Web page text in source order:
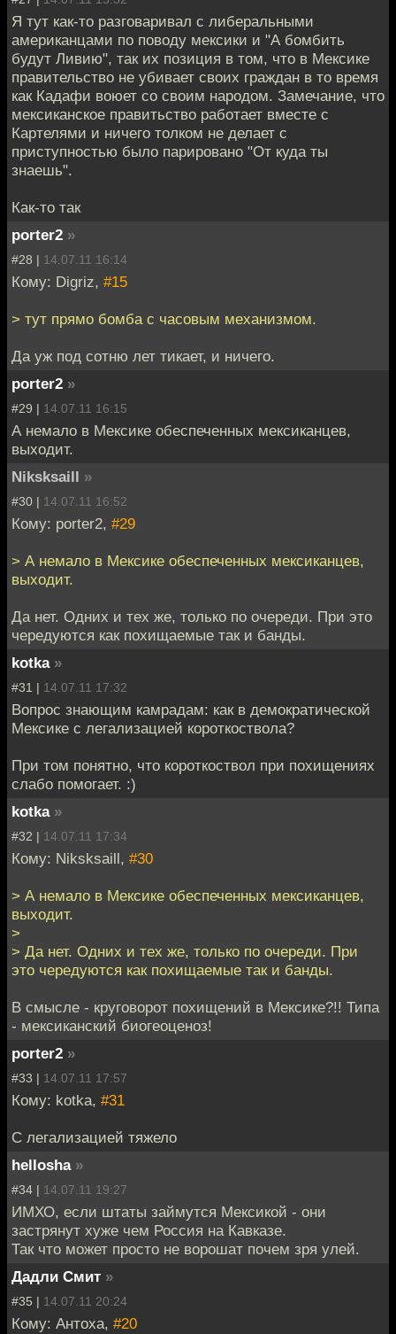
Я тут как-то разговаривал с либеральными
американцами по поводу мексики и "А бомбить
будут Ливию", так их позиция в том, что в Мексике
правительство не убивает своих граждан в то время
как Кадафи воюет со своим народом. Замечание, что
мексиканское правитьство работает вместе с
Картелями и ничего толком не делает с
приступностью было парировано "От куда ты
знаешь".
Как-то так
porter2 »
#28 | 14.07.11 16:14
Кому: Digriz, #15
> тут прямо бомба с часовым механизмом.
Да уж под сотню лет тикает, и ничего.
porter2 »
#29 | 14.07.11 16:15
А немало в Мексике обеспеченных мексиканцев,
выходит.
Niksksaill »
#30 | 14.07.11 16:52
Кому: porter2, #29
> А немало в Мексике обеспеченных мексиканцев,
выходит.
Да нет. Одних и тех же, только по очереди. При это
чередуются как похищаемые так и банды.
kotka »
#31 | 14.07.11 17:32
Вопрос знающим камрадам: как в демократической
Мексике с легализацией короткоствола?
При том понятно, что короткоствол при похищениях
слабо помогает. :)
kotka »
#32 | 14.07.11 17:34
Кому: Niksksaill, #30
> А немало в Мексике обеспеченных мексиканцев,
выходит.
>
> Да нет. Одних и тех же, только по очереди. При
это чередуются как похищаемые так и банды.
В смысле - круговорот похищений в Мексике?!! Типа
- мексиканский биогеоценоз!
porter2 »
#33 | 14.07.11 17:57
Кому: kotka, #31
С легализацией тяжело
hellosha »
#34 | 14.07.11 19:27
ИМХО, если штаты займутся Мексикой - они
застрянут хуже чем Россия на Кавказе.
Так что может просто не ворошат почем зря улей.
Дадли Смит »
#35 | 14.07.11 20:24
Кому: Антоха, #20